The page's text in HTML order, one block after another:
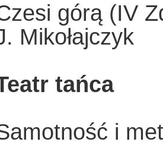
górą (IV
Mikołajczyk
tańca
i